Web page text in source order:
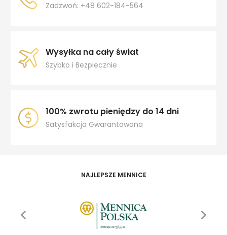
Zadzwoń: +48 602-184-564
Wysyłka na cały świat
Szybko i Bezpiecznie
100% zwrotu pieniędzy do 14 dni
Satysfakcja Gwarantowana
NAJLEPSZE MENNICE